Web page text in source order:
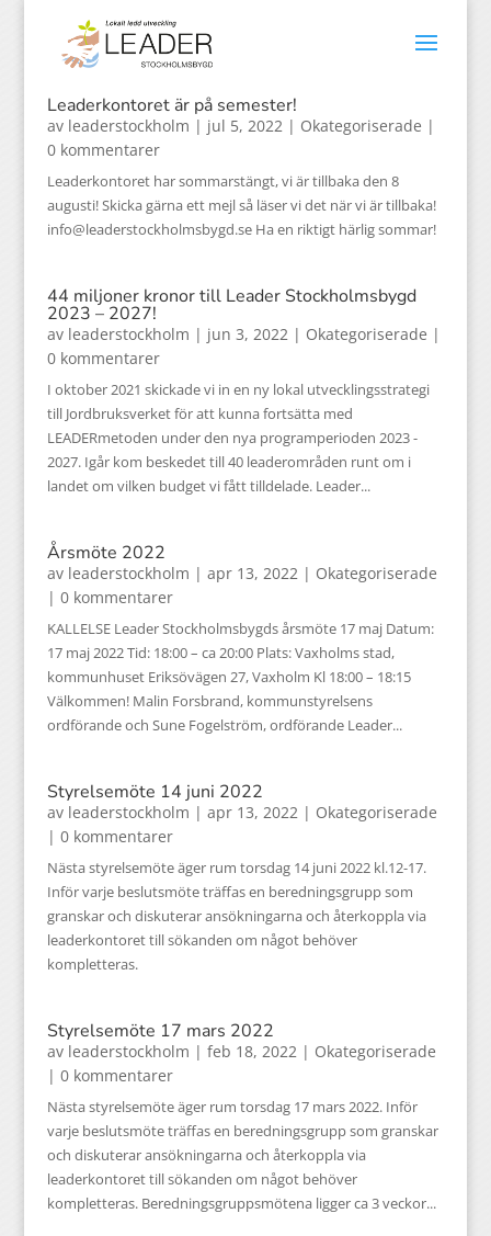
Leaderkontoret är på semester!
av leaderstockholm | jul 5, 2022| Okategoriserade |
0 kommentarer
Leaderkontoret har sommarstängt, vi är tillbaka den 8
augusti! Skicka gärna ett mejl så läser vi det när vi är tillbaka!
info@leaderstockholmsbygd.se Ha en riktigt härlig sommar!
44 miljoner kronor till Leader Stockholmsbygd
2023 – 2027!
av leaderstockholm | jun 3, 2022| Okategoriserade |
0 kommentarer
I oktober 2021 skickade vi in en ny lokal utvecklingsstrategi
till Jordbruksverket för att kunna fortsätta med
LEADERmetoden under den nya programperioden 2023 -
2027. Igår kom beskedet till 40 leaderområden runt om i
landet om vilken budget vi fått tilldelade. Leader...
Årsmöte 2022
av leaderstockholm | apr 13, 2022| Okategoriserade
| 0 kommentarer
KALLELSE Leader Stockholmsbygds årsmöte 17 maj Datum:
17 maj 2022 Tid: 18:00 – ca 20:00 Plats: Vaxholms stad,
kommunhuset Eriksövägen 27, Vaxholm Kl 18:00 – 18:15
Välkommen! Malin Forsbrand, kommunstyrelsens
ordförande och Sune Fogelström, ordförande Leader...
Styrelsemöte 14 juni 2022
av leaderstockholm | apr 13, 2022| Okategoriserade
| 0 kommentarer
Nästa styrelsemöte äger rum torsdag 14 juni 2022 kl.12-17.
Inför varje beslutsmöte träffas en beredningsgrupp som
granskar och diskuterar ansökningarna och återkoppla via
leaderkontoret till sökanden om något behöver
kompletteras.
Styrelsemöte 17 mars 2022
av leaderstockholm | feb 18, 2022| Okategoriserade
| 0 kommentarer
Nästa styrelsemöte äger rum torsdag 17 mars 2022. Inför
varje beslutsmöte träffas en beredningsgrupp som granskar
och diskuterar ansökningarna och återkoppla via
leaderkontoret till sökanden om något behöver
kompletteras. Beredningsgruppsmötena ligger ca 3 veckor...